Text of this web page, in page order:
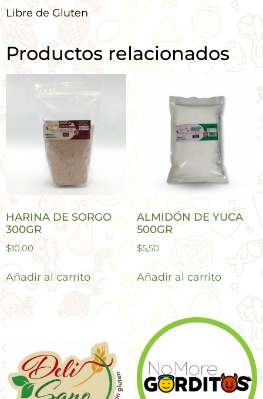
Libre de Gluten
Productos relacionados
HARINA DE SORGO
300GR
$10,00
Añadir al carrito
ALMIDÓN DE YUCA
500GR
$5,50
Añadir al carrito